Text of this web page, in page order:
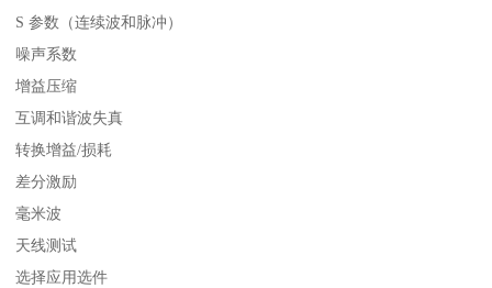
S 参数（连续波和脉冲）
噪声系数
增益压缩
互调和谐波失真
转换增益/损耗
差分激励
毫米波
天线测试
选择应用选件